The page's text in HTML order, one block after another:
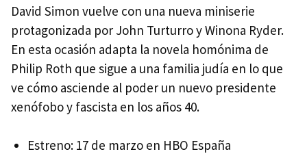
David Simon vuelve con una nueva miniserie
protagonizada por John Turturro y Winona Ryder.
En esta ocasión adapta la novela homónima de
Philip Roth que sigue a una familia judía en lo que
ve cómo asciende al poder un nuevo presidente
xenófobo y fascista en los años 40.
Estreno: 17 de marzo en HBO España